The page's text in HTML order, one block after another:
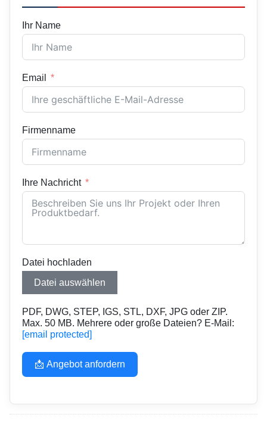
Ihr Name
Email
Firmenname
Ihre Nachricht
Datei hochladen
Datei auswählen
PDF, DWG, STEP, IGS, STL, DXF, JPG oder ZIP.
Max. 50 MB. Mehrere oder große Dateien? E-Mail:
[email protected]
📩 Angebot anfordern